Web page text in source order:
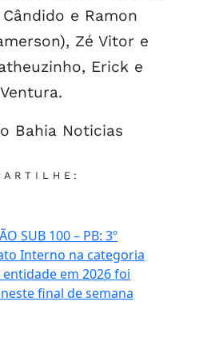
e Ramon
Zé Vitor e
Erick e
Bahia Noticias
SUB 100 – PB: 3º
Interno na categoria
em 2026 foi
final de semana